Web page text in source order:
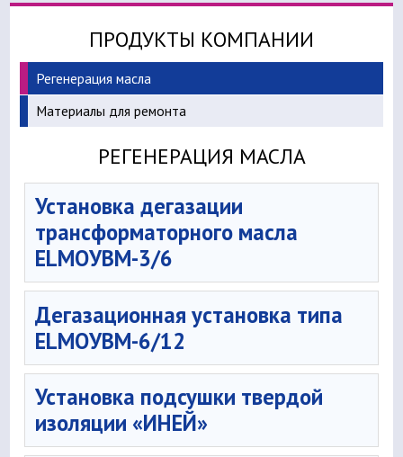
ПРОДУКТЫ КОМПАНИИ
Регенерация масла
Материалы для ремонта
РЕГЕНЕРАЦИЯ МАСЛА
Установка дегазации
трансформаторного масла
ELMOУBМ-3/6
Дегазационная установка типа
ELMOУВМ-6/12
Установка подсушки твердой
изоляции «ИНЕЙ»